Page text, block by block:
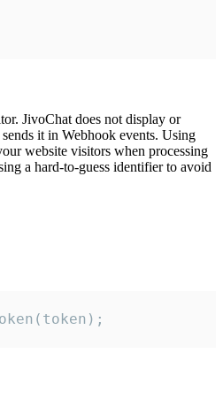
JivoChat does not display or
it in Webhook events. Using
website visitors when processing
a hard-to-guess identifier to avoid